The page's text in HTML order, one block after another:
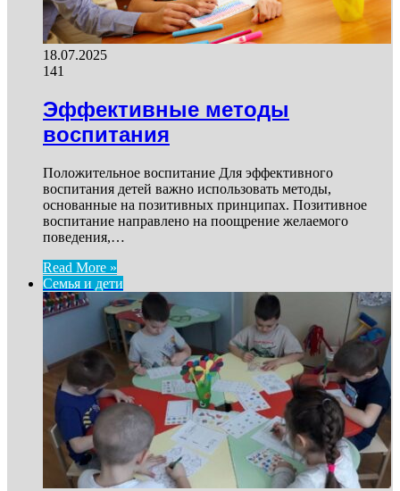
18.07.2025
141
Эффективные методы
воспитания
Положительное воспитание Для эффективного
воспитания детей важно использовать методы,
основанные на позитивных принципах. Позитивное
воспитание направлено на поощрение желаемого
поведения,…
Read More »
Семья и дети